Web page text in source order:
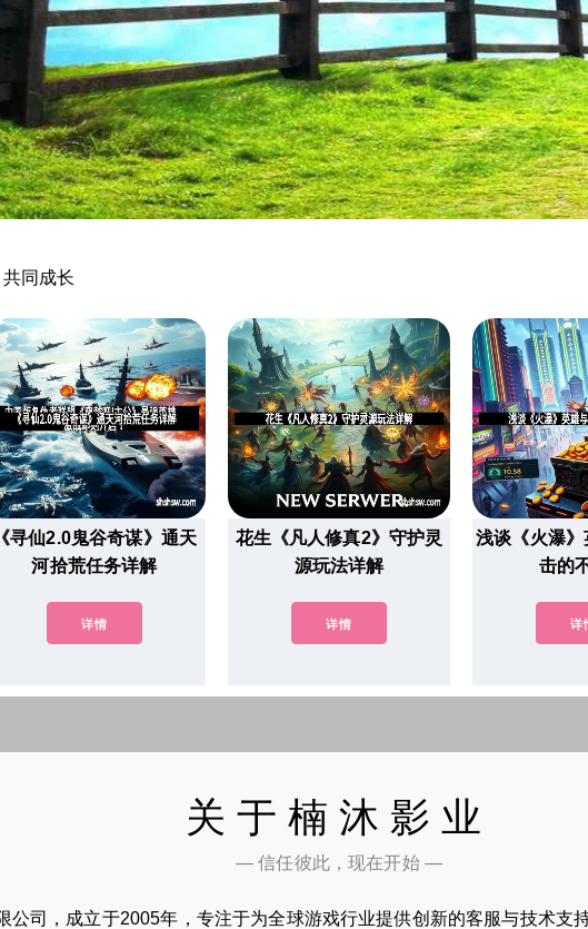
同成长
《寻仙2.0鬼谷奇谋》通天
河拾荒任务详解
详情
花生《凡人修真2》守护灵
源玩法详解
详情
浅谈《火瀑
击的
详
关于楠沐影业
— 信任彼此，现在开始 —
公司，成立于2005年，专注于为全球游戏行业提供创新的客服与技术支